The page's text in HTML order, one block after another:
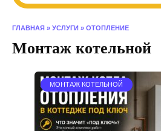
ГЛАВНАЯ » УСЛУГИ » ОТОПЛЕНИЕ
Монтаж котельной
МОНТАЖ КОТЕЛЬНОЙ